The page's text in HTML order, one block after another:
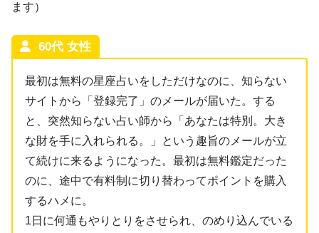
ます）
60代 女性
最初は無料の星座占いをしただけなのに、知らない
サイトから「登録完了」のメールが届いた。する
と、突然知らない占い師から「あなたは特別。大き
な財を手に入れられる。」という趣旨のメールが立
て続けに来るようになった。最初は無料鑑定だった
のに、途中で有料制に切り替わってポイントを購入
するハメに。
1日に何通もやりとりをさせられ、のめり込んでいる